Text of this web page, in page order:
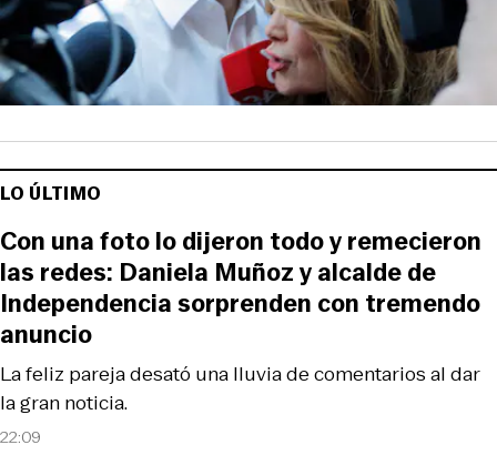
LO ÚLTIMO
22:09
La feliz pareja desató una lluvia de comentarios al dar
la gran noticia.
Con una foto lo dijeron todo y remecieron
las redes: Daniela Muñoz y alcalde de
Independencia sorprenden con tremendo
anuncio